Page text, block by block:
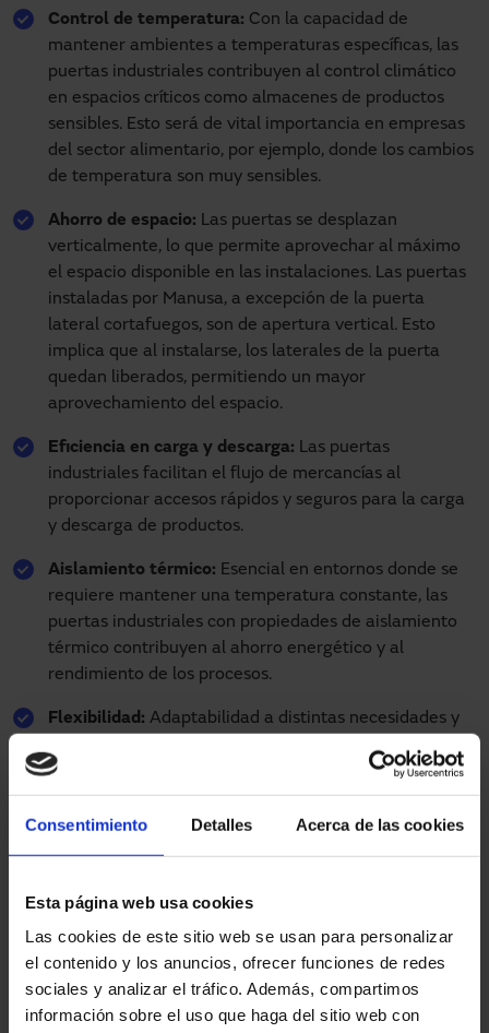
Consentimiento Detalles Acerca de las cookies
Esta página web usa cookies
Las cookies de este sitio web se usan para personalizar
el contenido y los anuncios, ofrecer funciones de redes
sociales y analizar el tráfico. Además, compartimos
información sobre el uso que haga del sitio web con
Control de temperatura: Con la capacidad de
mantener ambientes a temperaturas específicas, las
puertas industriales contribuyen al control climático
en espacios críticos como almacenes de productos
sensibles. Esto será de vital importancia en empresas
del sector alimentario, por ejemplo, donde los cambios
de temperatura son muy sensibles.
Ahorro de espacio: Las puertas se desplazan
verticalmente, lo que permite aprovechar al máximo
el espacio disponible en las instalaciones. Las puertas
instaladas por Manusa, a excepción de la puerta
lateral cortafuegos, son de apertura vertical. Esto
implica que al instalarse, los laterales de la puerta
quedan liberados, permitiendo un mayor
aprovechamiento del espacio.
Eficiencia en carga y descarga: Las puertas
industriales facilitan el flujo de mercancías al
proporcionar accesos rápidos y seguros para la carga
y descarga de productos.
Aislamiento térmico: Esencial en entornos donde se
requiere mantener una temperatura constante, las
puertas industriales con propiedades de aislamiento
térmico contribuyen al ahorro energético y al
rendimiento de los procesos.
Flexibilidad: Adaptabilidad a distintas necesidades y
automatización y control para una gestión más
eficiente.
contribuyen directamente a mejorar la eficiencia
Tipos de puertas industriales
Existen diversos tipos de puertas industriales, cada una